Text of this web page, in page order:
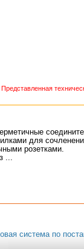
Представленная
для
розетками.
...